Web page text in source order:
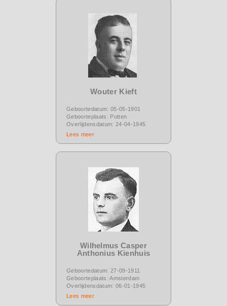
Wouter Kieft
Geboortedatum: 05-05-1901
Geboorteplaats: Putten
Overlijdensdatum: 24-04-1945
Lees meer
Wilhelmus Casper
Anthonius Kienhuis
Geboortedatum: 27-09-1911
Geboorteplaats: Amsterdam
Overlijdensdatum: 06-01-1945
Lees meer